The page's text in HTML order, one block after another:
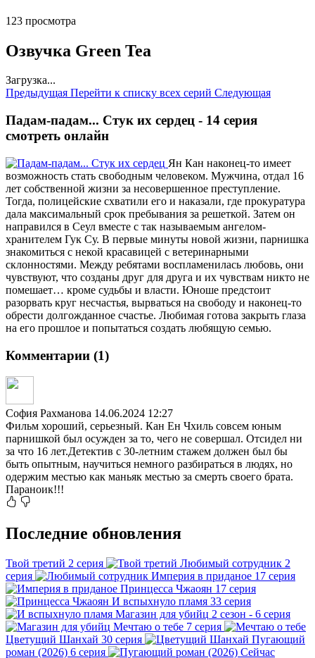
123 просмотра
Озвучка Green Tea
Загрузка...
Предыдущая Перейти к списку всех серий Следующая
Падам-падам... Стук их сердец - 14 серия
смотреть онлайн
Ян Кан наконец-то имеет
возможность стать свободным человеком. Мужчина, отдал 16
лет собственной жизни за несовершенное преступление.
Тогда, полицейские схватили его и наказали, где прокуратура
дала максимальный срок пребывания за решеткой. Затем он
направился в Сеул вместе с так называемым ангелом-
хранителем Гук Су. В первые минуты новой жизни, парнишка
знакомиться с некой красавицей с ветеринарными
склонностями. Между ребятами воспламенилась любовь, они
чувствуют, что созданы друг для друга и их чувствам никто не
помешает… кроме судьбы и власти. Юноше предстоит
разорвать круг несчастья, вырваться на свободу и наконец-то
обрести долгожданное счастье. Любимая готова закрыть глаза
на его прошлое и попытаться создать любящую семью.
Комментарии (1)
София Рахманова 14.06.2024 12:27
Фильм хороший, серьезный. Кан Ен Чхиль совсем юным
парнишкой был осужден за то, чего не совершал. Отсидел ни
за что 16 лет.Детектив с 30-летним стажем должен был бы
быть опытным, научиться немного разбираться в людях, но
одержим местью как маньяк местью за смерть своего брата.
Параноик!!!
Последние обновления
Твой третий 2 серия Любимый сотрудник 2
серия
Империя в приданое 17 серия
Принцесса Чжаоян 17 серия
И вспыхнуло пламя 33 серия
Магазин для убийц 2 сезон - 6 серия
Мечтаю о тебе 7 серия
Цветущий Шанхай 30 серия
Пугающий
роман (2026) 6 серия Сейчас